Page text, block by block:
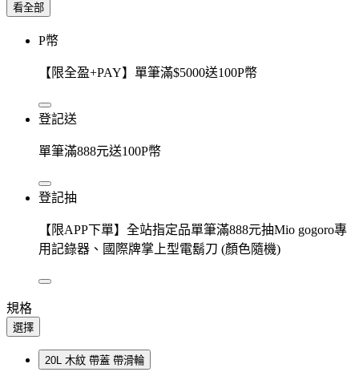
看全部
P幣
【限全盈+PAY】單筆滿$5000送100P幣
登記送
單筆滿888元送100P幣
登記抽
【限APP下單】全站指定品單筆滿888元抽Mio gogoro專
用記錄器、國際牌掌上型電鬍刀 (顏色隨機)
規格
選擇
20L 木紋 帶蓋 帶滑輪